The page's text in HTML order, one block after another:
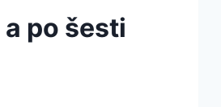
po šesti